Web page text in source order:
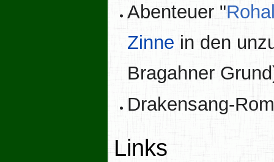
Abenteuer "
Zinne in den
Bragahner
Drakensang-
Links